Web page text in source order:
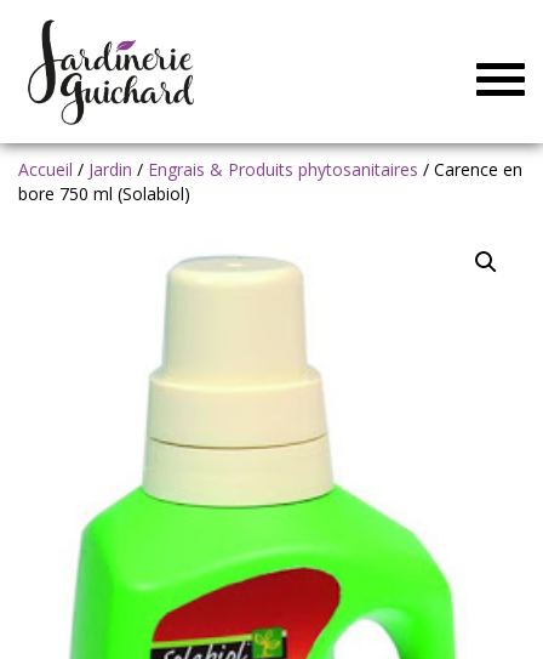
Accueil / Jardin / Engrais & Produits phytosanitaires / Carence en
bore 750 ml (Solabiol)